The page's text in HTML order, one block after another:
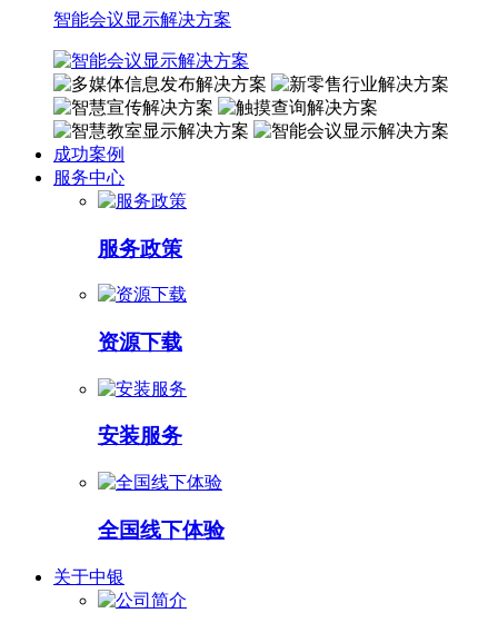
智能会议显示解决方案
成功案例
服务中心
服务政策
资源下载
安装服务
全国线下体验
关于中银